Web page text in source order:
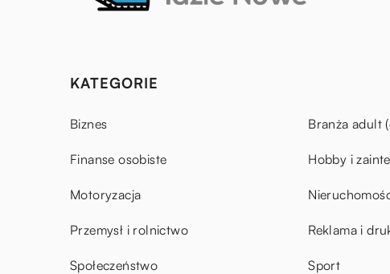
KATEGORIE
Biznes Branża adult
Finanse osobiste Hobby i
Motoryzacja
Przemysł i rolnictwo Reklama i
Społeczeństwo Sport